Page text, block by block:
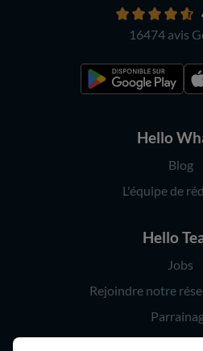
16474 avis
Hello
Blog
L'équipe de
Hello
Jobs
Rejoindre notre